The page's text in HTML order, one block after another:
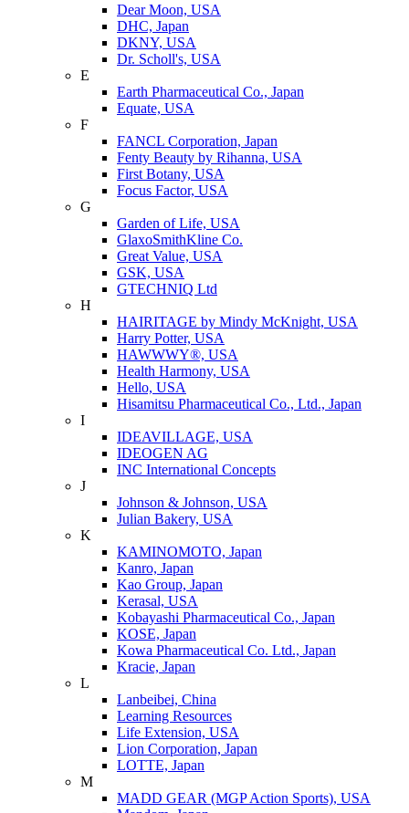
Dear Moon, USA
DHC, Japan
DKNY, USA
Dr. Scholl's, USA
E
Earth Pharmaceutical Co., Japan
Equate, USA
F
FANCL Corporation, Japan
Fenty Beauty by Rihanna, USA
First Botany, USA
Focus Factor, USA
G
Garden of Life, USA
GlaxoSmithKline Co.
Great Value, USA
GSK, USA
GTECHNIQ Ltd
H
HAIRITAGE by Mindy McKnight, USA
Harry Potter, USA
HAWWWY®, USA
Health Harmony, USA
Hello, USA
Hisamitsu Pharmaceutical Co., Ltd., Japan
I
IDEAVILLAGE, USA
IDEOGEN AG
INC International Concepts
J
Johnson & Johnson, USA
Julian Bakery, USA
K
KAMINOMOTO, Japan
Kanro, Japan
Kao Group, Japan
Kerasal, USA
Kobayashi Pharmaceutical Co., Japan
KOSE, Japan
Kowa Pharmaceutical Co. Ltd., Japan
Kracie, Japan
L
Lanbeibei, China
Learning Resources
Life Extension, USA
Lion Corporation, Japan
LOTTE, Japan
M
MADD GEAR (MGP Action Sports), USA